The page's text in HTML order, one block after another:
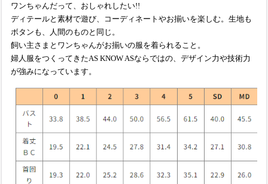
ワンちゃんだって、おしゃれしたい!!
ディテールと素材で遊び、コーディネートやお揃いを楽しむ。生地も
ボタンも、人間のものと同じ。
飼い主さまとワンちゃんがお揃いの服を着られること。
婦人服をつくってきたAS KNOW ASならではの、デザイン力や技術力
が強みになっています。